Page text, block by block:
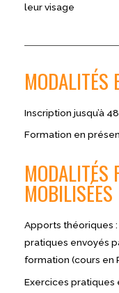
leur visage
MODALITÉS
Inscription jusqu’à
Formation en
MODALITÉS
MOBILISÉES
Apports théoriques
pratiques envoyés
formation (cours en
Exercices pratiques